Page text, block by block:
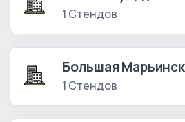
1 Стендов
Большая
1 Стендов